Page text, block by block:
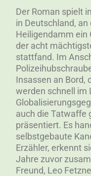
Der Roman spielt
in Deutschland,
Heiligendamm
der acht
stattfand. Im
Insassen an Bord,
werden schnell im
auch die Tatwaffe
präsentiert. Es
selbstgebaute
Erzähler, erkennt
Jahre zuvor
Freund, Leo